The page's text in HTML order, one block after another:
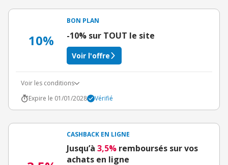
10%
BON PLAN
-10% sur TOUT le site
Voir l'offre
Voir les conditions
Expire le 01/01/2028
Vérifié
CASHBACK EN LIGNE
Jusqu’à 3,5% remboursés sur vos
achats en ligne